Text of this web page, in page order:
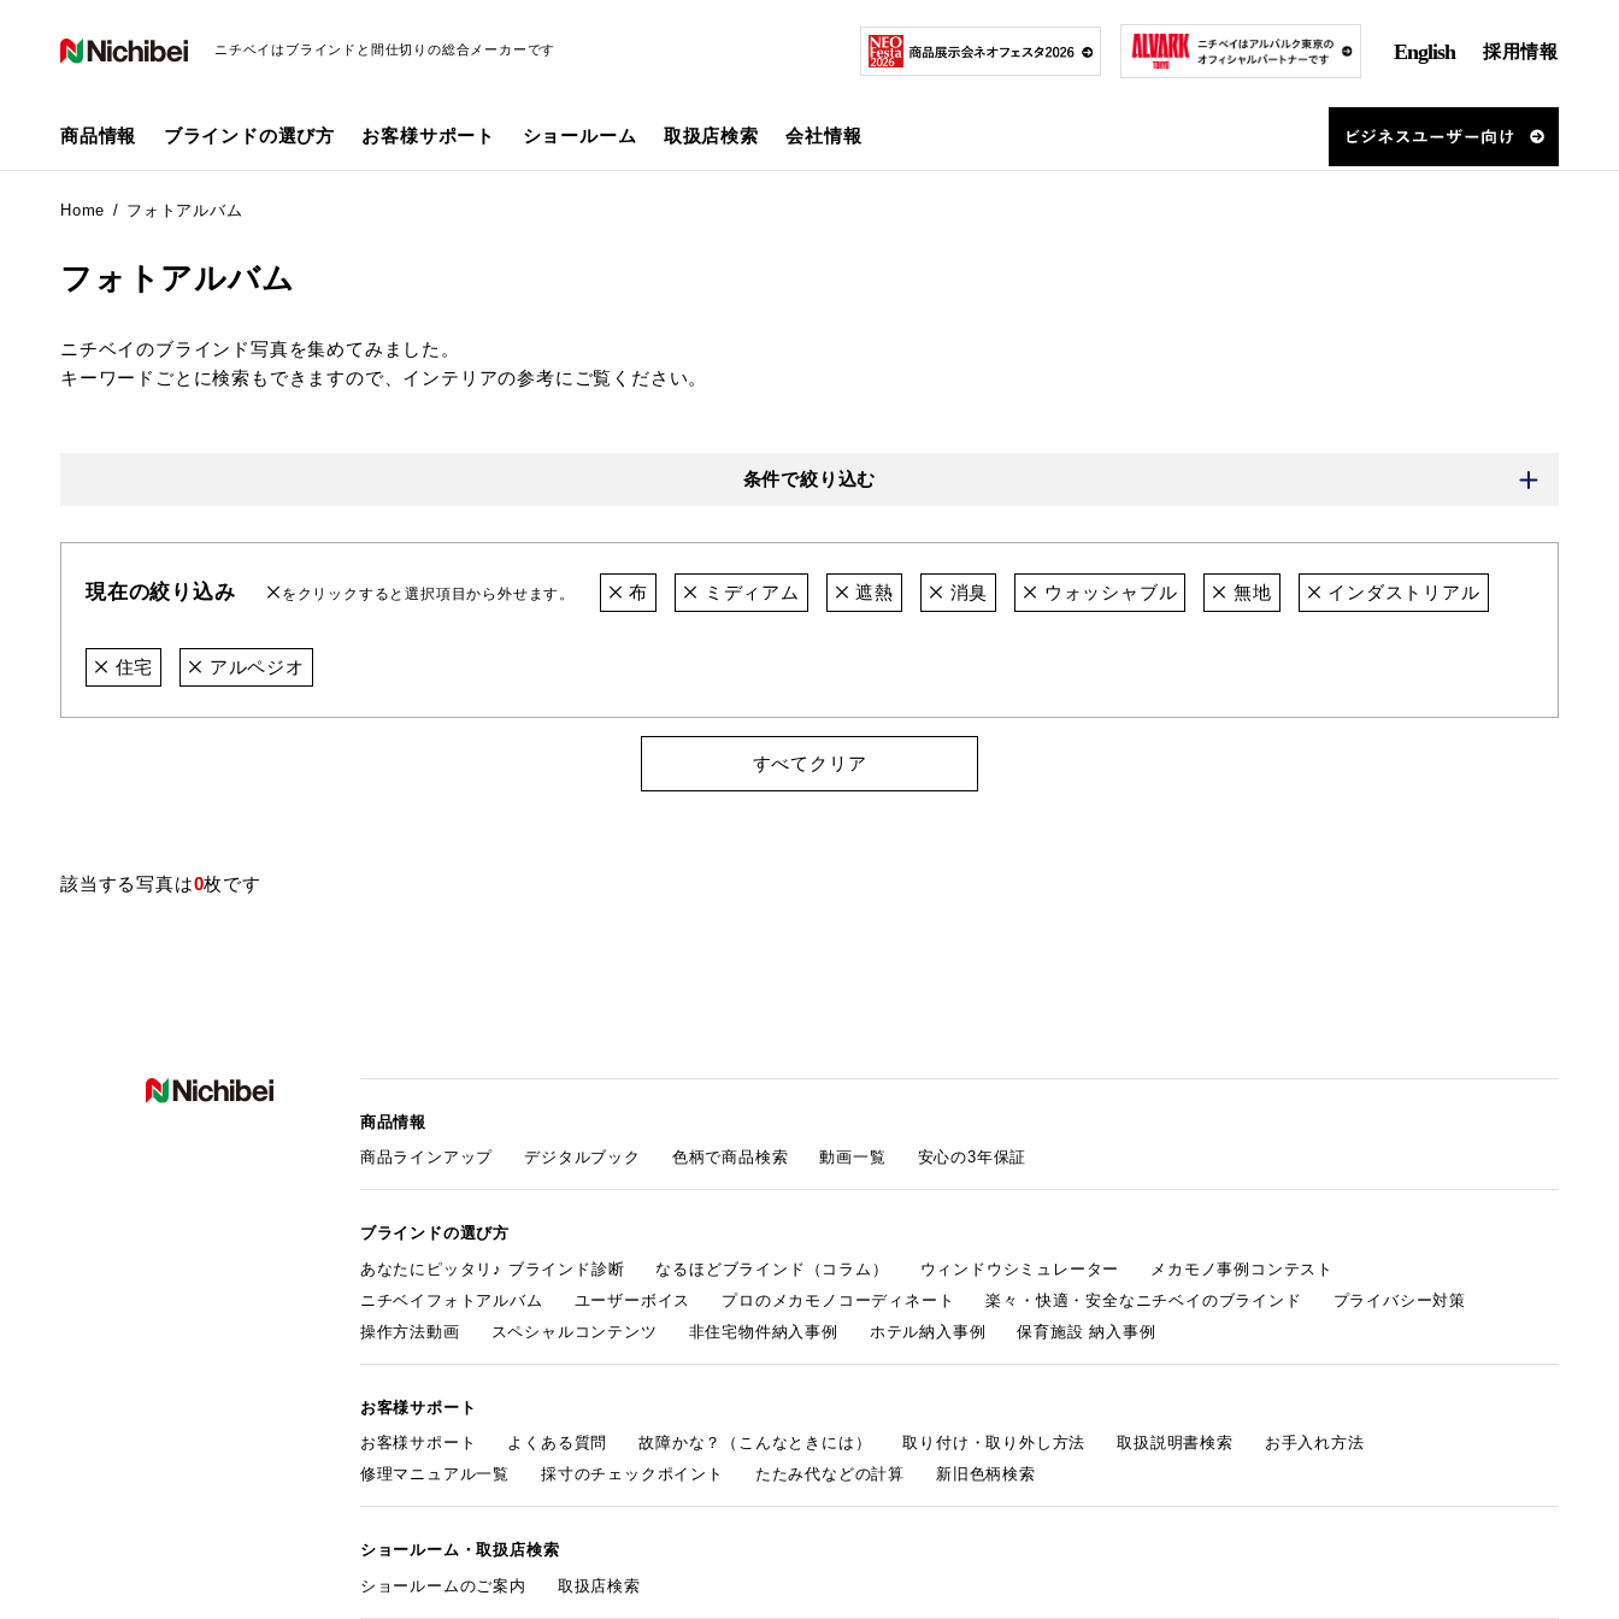
ニチベイはブラインドと間仕切りの総合メーカーです English 採用情報
商品情報 ブラインドの選び方 お客様サポート ショールーム 取扱店検索 会社情報
Home フォトアルバム
フォトアルバム
ニチベイのブラインド写真を集めてみました。
キーワードごとに検索もできますので、インテリアの参考にご覧ください。
条件で絞り込む
現在の絞り込み をクリックすると選択項目から外せます。 布 ミディアム 遮熱 消臭 ウォッシャブル 無地 インダストリアル
住宅 アルペジオ
すべてクリア
該当する写真は0枚です
商品情報
商品ラインアップ
デジタルブック 色柄で商品検索 動画一覧 安心の3年保証
ブラインドの選び方
あなたにピッタリ♪ ブラインド診断
なるほどブラインド（コラム） ウィンドウシミュレーター
メカモノ事例コンテスト
ニチベイフォトアルバム
ユーザーボイス プロのメカモノコーディネート 楽々・快適・安全なニチベイのブラインド
プライバシー対策
操作方法動画
スペシャルコンテンツ 非住宅物件納入事例 ホテル納入事例 保育施設 納入事例
お客様サポート
お客様サポート
よくある質問 故障かな？（こんなときには） 取り付け・取り外し方法 取扱説明書検索
お手入れ方法
修理マニュアル一覧
採寸のチェックポイント たたみ代などの計算 新旧色柄検索
ショールーム・取扱店検索
ショールームのご案内
取扱店検索